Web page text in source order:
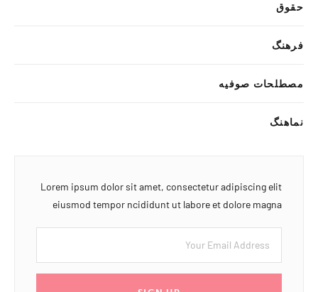
حقوق
فرهنگ
مصطلحات صوفیه
نماهنگ
Lorem ipsum dolor sit amet, consectetur adipiscing elit
eiusmod tempor ncididunt ut labore et dolore magna